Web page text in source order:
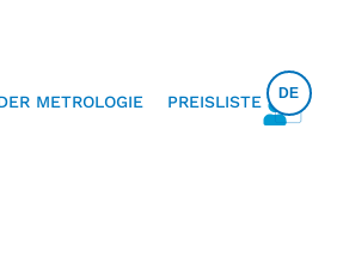
METROLOGIE PREISLISTE DE